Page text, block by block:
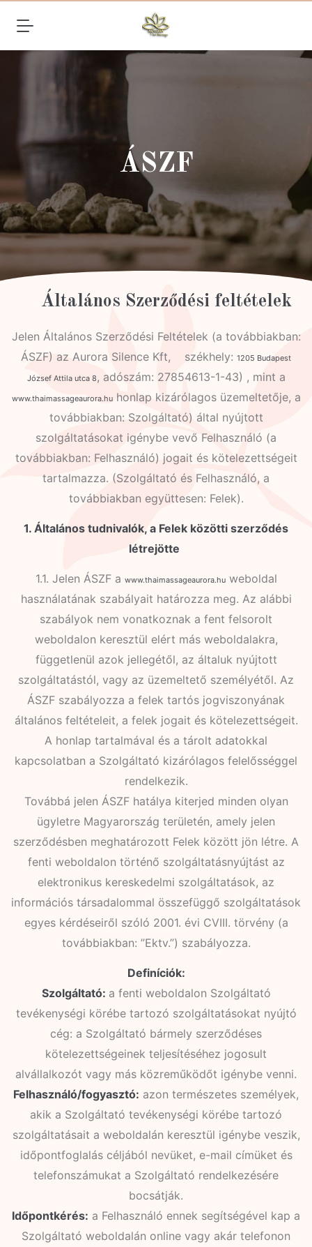
ÁSZF
Általános Szerződési feltételek
Jelen Általános Szerződési Feltételek (a továbbiakban:
ÁSZF) az Aurora Silence Kft, székhely: 1205 Budapest
József Attila utca 8, adószám: 27854613-1-43) , mint a
www.thaimassageaurora.huhonlap kizárólagos üzemeltetője, a
továbbiakban: Szolgáltató) által nyújtott
szolgáltatásokat igénybe vevő Felhasználó (a
továbbiakban: Felhasználó) jogait és kötelezettségeit
tartalmazza. (Szolgáltató és Felhasználó, a
továbbiakban együttesen: Felek).
1. Általános tudnivalók, a Felek közötti szerződés
létrejötte
1.1. Jelen ÁSZF a www.thaimassageaurora.huweboldal
használatának szabályait határozza meg. Az alábbi
szabályok nem vonatkoznak a fent felsorolt
weboldalon keresztül elért más weboldalakra,
függetlenül azok jellegétől, az általuk nyújtott
szolgáltatástól, vagy az üzemeltető személyétől. Az
ÁSZF szabályozza a felek tartós jogviszonyának
általános feltételeit, a felek jogait és kötelezettségeit.
A honlap tartalmával és a tárolt adatokkal
kapcsolatban a Szolgáltató kizárólagos felelősséggel
rendelkezik.
Továbbá jelen ÁSZF hatálya kiterjed minden olyan
ügyletre Magyarország területén, amely jelen
szerződésben meghatározott Felek között jön létre. A
fenti weboldalon történő szolgáltatásnyújtást az
elektronikus kereskedelmi szolgáltatások, az
információs társadalommal összefüggő szolgáltatások
egyes kérdéseiről szóló 2001. évi CVIII. törvény (a
továbbiakban: ”Ektv.”) szabályozza.
Definíciók:
Szolgáltató: a fenti weboldalon Szolgáltató
tevékenységi körébe tartozó szolgáltatásokat nyújtó
cég: a Szolgáltató bármely szerződéses
kötelezettségeinek teljesítéséhez jogosult
alvállalkozót vagy más közreműködőt igénybe venni.
Felhasználó/fogyasztó: azon természetes személyek,
akik a Szolgáltató tevékenységi körébe tartozó
szolgáltatásait a weboldalán keresztül igénybe veszik,
időpontfoglalás céljából nevüket, e-mail címüket és
telefonszámukat a Szolgáltató rendelkezésére
bocsátják.
Időpontkérés: a Felhasználó ennek segítségével kap a
Szolgáltató weboldalán online vagy akár telefonon